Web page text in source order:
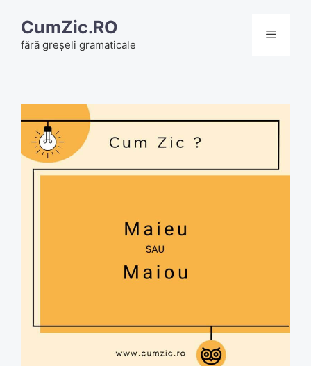
content
CumZic.RO
fără greșeli gramaticale
Menu